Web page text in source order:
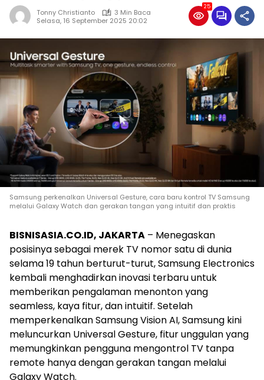
Tonny Christianto
3 Min Baca
Selasa, 16 September 2025 20:02
25
Samsung perkenalkan Universal Gesture, cara baru kontrol TV Samsung
melalui Galaxy Watch dan gerakan tangan yang intuitif dan praktis
BISNISASIA.CO.ID, JAKARTA – Menegaskan
posisinya sebagai merek TV nomor satu di dunia
selama 19 tahun berturut-turut, Samsung Electronics
kembali menghadirkan inovasi terbaru untuk
memberikan pengalaman menonton yang
seamless, kaya fitur, dan intuitif. Setelah
memperkenalkan Samsung Vision AI, Samsung kini
meluncurkan Universal Gesture, fitur unggulan yang
memungkinkan pengguna mengontrol TV tanpa
remote hanya dengan gerakan tangan melalui
Galaxy Watch.